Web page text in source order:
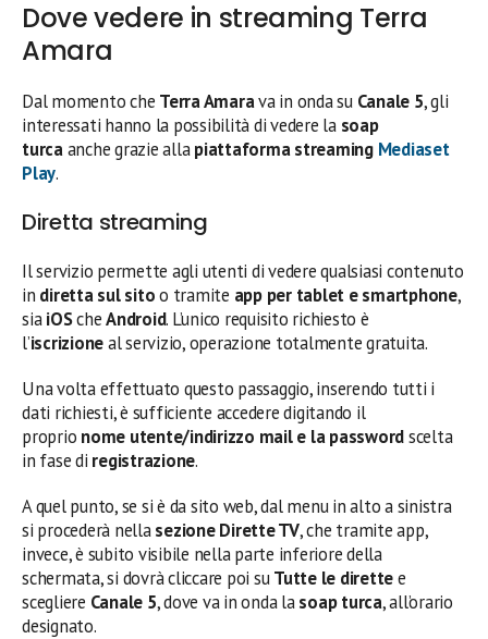
Dove vedere in streaming Terra
Amara
Dal momento che Terra Amarava in onda su Canale 5, gli
interessati hanno la possibilità di vedere la soap
turcaanche grazie allapiattaforma streaming Mediaset
Play.
Diretta streaming
Il servizio permette agli utenti di vedere qualsiasi contenuto
in diretta sul sitoo tramite app per tablet e smartphone,
siaiOScheAndroid. L’unico requisito richiesto è
l’iscrizioneal servizio, operazione totalmente gratuita.
Una volta effettuato questo passaggio, inserendo tutti i
dati richiesti, è sufficiente accedere digitando il
proprio nome utente/indirizzo mail e la passwordscelta
in fase di registrazione.
A quel punto, se si è da sito web, dal menu in alto a sinistra
si procederà nellasezione Dirette TV, che tramite app,
invece, è subito visibile nella parte inferiore della
schermata, si dovrà cliccare poi suTutte le direttee
scegliere Canale 5, dove va in onda lasoap turca, all’orario
designato.